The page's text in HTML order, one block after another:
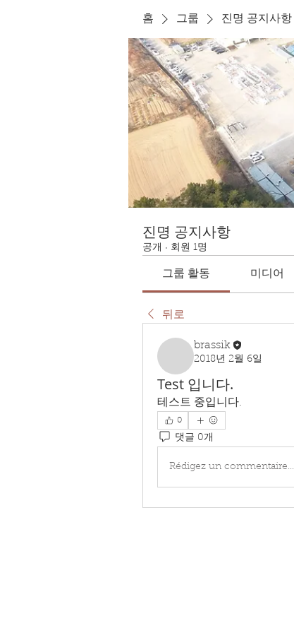
홈 그룹 진명 공지사항
진명 공지사항
공개 · 회원 1명
그룹 활동 미디어
뒤로
brassik
2018년 2월 6일
Test 입니다.
테스트 중입니다.
0
댓글 0개
Rédigez un commentaire...